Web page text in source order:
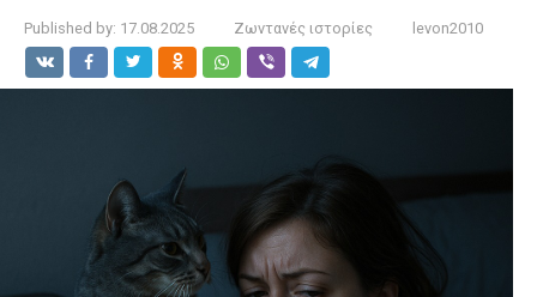
Published by: 17.08.2025 Ζωντανές ιστορίες levon2010